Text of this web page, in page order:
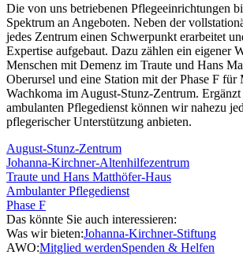
Die von uns betriebenen Pflegeeinrichtungen
Spektrum an Angeboten. Neben der
jedes Zentrum einen Schwerpunkt erarbeitet
Expertise aufgebaut. Dazu zählen ein eigener
Menschen mit Demenz im Traute und Hans
Oberursel und eine Station mit der Phase F für
Wachkoma im August-Stunz-Zentrum. Ergänzt
ambulanten Pflegedienst können wir nahezu
pflegerischer Unterstützung anbieten.
August-Stunz-Zentrum
Johanna-Kirchner-Altenhilfezentrum
Traute und Hans Matthöfer-Haus
Ambulanter Pflegedienst
Phase F
Das könnte Sie auch interessieren:
Was wir bieten:Johanna-Kirchner-Stiftung
AWO:Mitglied werdenSpenden & Helfen